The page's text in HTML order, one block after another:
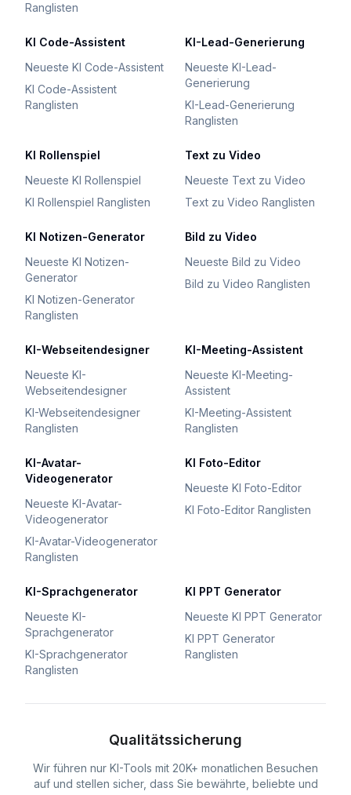
Ranglisten
KI Code-Assistent
Neueste KI Code-Assistent
KI Code-Assistent
Ranglisten
KI-Lead-Generierung
Neueste KI-Lead-
Generierung
KI-Lead-Generierung
Ranglisten
KI Rollenspiel
Neueste KI Rollenspiel
KI Rollenspiel Ranglisten
Text zu Video
Neueste Text zu Video
Text zu Video Ranglisten
KI Notizen-Generator
Neueste KI Notizen-
Generator
KI Notizen-Generator
Ranglisten
Bild zu Video
Neueste Bild zu Video
Bild zu Video Ranglisten
KI-Webseitendesigner
Neueste KI-
Webseitendesigner
KI-Webseitendesigner
Ranglisten
KI-Meeting-Assistent
Neueste KI-Meeting-
Assistent
KI-Meeting-Assistent
Ranglisten
KI-Avatar-
Videogenerator
Neueste KI-Avatar-
Videogenerator
KI-Avatar-Videogenerator
Ranglisten
KI Foto-Editor
Neueste KI Foto-Editor
KI Foto-Editor Ranglisten
KI-Sprachgenerator
Neueste KI-
Sprachgenerator
KI-Sprachgenerator
Ranglisten
KI PPT Generator
Neueste KI PPT Generator
KI PPT Generator
Ranglisten
Qualitätssicherung
Wir führen nur KI-Tools mit 20K+ monatlichen Besuchen
auf und stellen sicher, dass Sie bewährte, beliebte und